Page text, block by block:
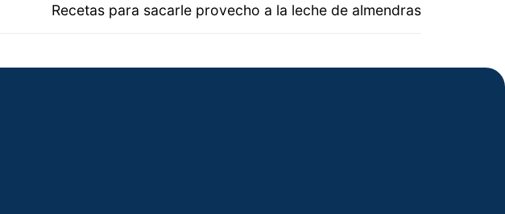
Recetas para sacarle provecho a la leche de almendras